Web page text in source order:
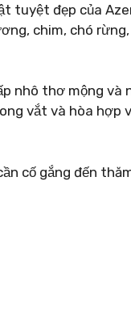
tuyệt đẹp của
chim, chó
nhô thơ mộng và
vắt và hòa hợp
cố gắng đến